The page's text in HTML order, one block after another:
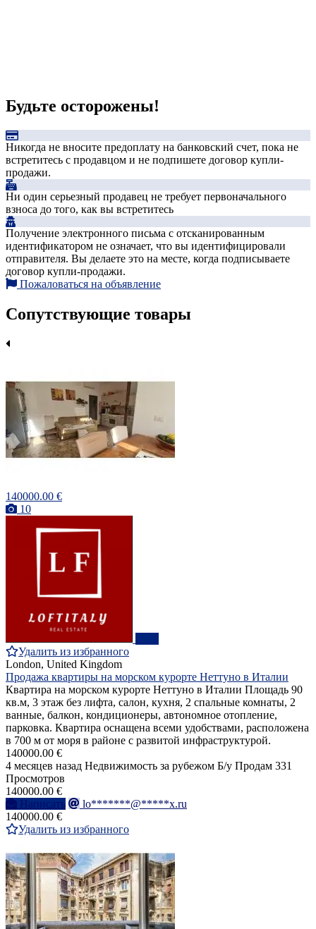
Будьте осторожены!
Никогда не вносите предоплату на банковский счет, пока не
встретитесь с продавцом и не подпишете договор купли-
продажи.
Ни один серьезный продавец не требует первоначального
взноса до того, как вы встретитесь
Получение электронного письма с отсканированным
идентификатором не означает, что вы идентифицировали
отправителя. Вы делаете это на месте, когда подписываете
договор купли-продажи.
Пожаловаться на объявление
Сопутствующие товары
140000.00 €
10
Удалить из избранного
London, United Kingdom
Продажа квартиры на морском курорте Неттуно в Италии
Квартира на морском курорте Неттуно в Италии Площадь 90
кв.м, 3 этаж без лифта, салон, кухня, 2 спальные комнаты, 2
ванные, балкон, кондиционеры, автономное отопление,
парковка. Квартира оснащена всеми удобствами, расположена
в 700 м от моря в районе с развитой инфраструктурой.
140000.00 €
4 месяцев назад Недвижимость за рубежом Б/у Продам 331
Просмотров
140000.00 €
Написать
lo*******@*****x.ru
140000.00 €
Удалить из избранного